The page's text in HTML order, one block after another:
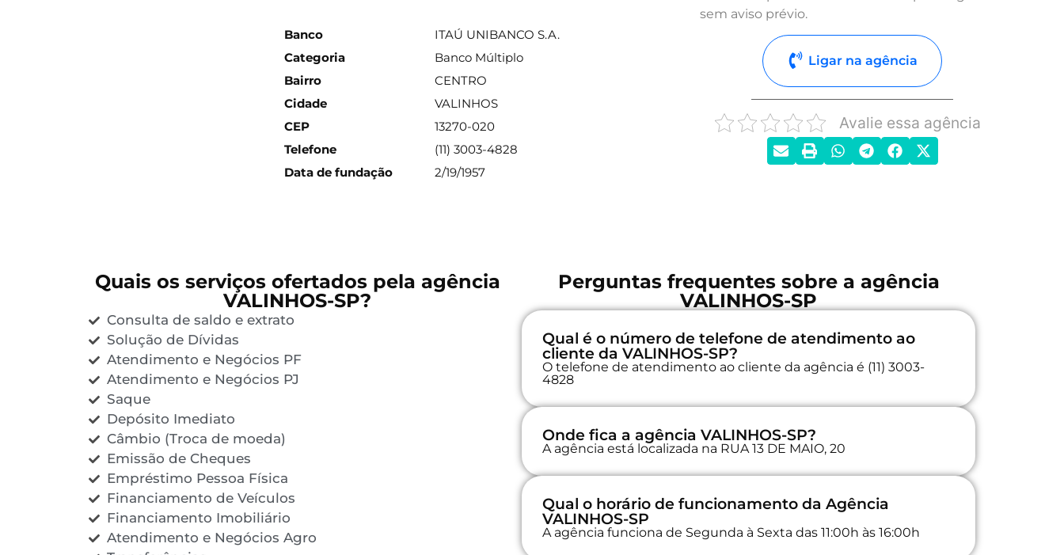
Banco
ITAÚ UNIBANCO S.A.
Categoria
Banco Múltiplo
Bairro
CENTRO
Cidade
VALINHOS
CEP
13270-020
Telefone
(11) 3003-4828
Data de fundação
2/19/1957
sem aviso prévio.
Ligar na agência
Avalie essa agência
Quais os serviços ofertados pela agência
VALINHOS-SP?
Consulta de saldo e extrato
Solução de Dívidas
Atendimento e Negócios PF
Atendimento e Negócios PJ
Saque
Depósito Imediato
Câmbio (Troca de moeda)
Emissão de Cheques
Empréstimo Pessoa Física
Financiamento de Veículos
Financiamento Imobiliário
Atendimento e Negócios Agro
Perguntas frequentes sobre a agência
VALINHOS-SP
Qual é o número de telefone de atendimento ao
cliente da VALINHOS-SP?
O telefone de atendimento ao cliente da agência é (11) 3003-
4828
Onde fica a agência VALINHOS-SP?
A agência está localizada na RUA 13 DE MAIO, 20
Qual o horário de funcionamento da Agência
VALINHOS-SP
A agência funciona de Segunda à Sexta das 11:00h às 16:00h